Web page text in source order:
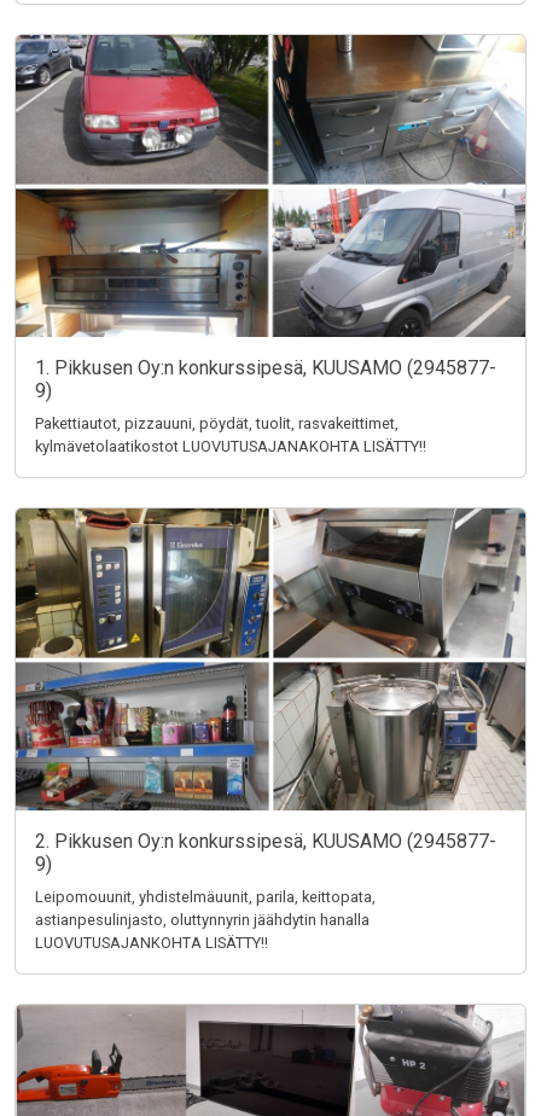
1. Pikkusen Oy:n konkurssipesä, KUUSAMO (2945877-
9)
Pakettiautot, pizzauuni, pöydät, tuolit, rasvakeittimet,
kylmävetolaatikostot LUOVUTUSAJANAKOHTA LISÄTTY!!
2. Pikkusen Oy:n konkurssipesä, KUUSAMO (2945877-
9)
Leipomouunit, yhdistelmäuunit, parila, keittopata,
astianpesulinjasto, oluttynnyrin jäähdytin hanalla
LUOVUTUSAJANKOHTA LISÄTTY!!